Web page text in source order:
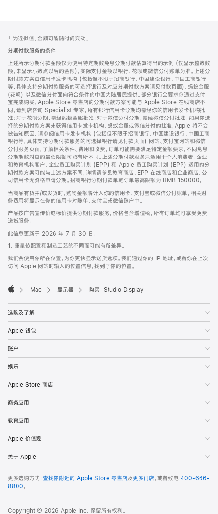
页
页
脚
注
‡ 为近似值。金额可能随时间变动。
分期付款服务的条件
上述所示分期付款金额仅为使用特定期数免息分期付款估算得出的示例 (仅显示整数数
额，未显示小数点以后的金额)，实际支付金额以银行、花呗或微信分付账单为准。上述分
期付款方案由信用卡发卡机构 (包括但不限于招商银行、中国建设银行、中国工商银行
等，具体支持分期付款服务的可选择银行及对应分期付款方案请见付款页面)、蚂蚁金服
(花呗) 以及微信分付面向符合条件的中国大陆居民提供。部分银行会要求你通过支付
宝完成购买。Apple Store 零售店的分期付款方案可能与 Apple Store 在线商店不
同，请到店咨询 Specialist 专家。所有银行信用卡分期均需经你的信用卡发卡机构批
准；对于花呗分期，需经蚂蚁金服批准；对于微信分付分期，需经微信分付批准。如果你选
择的分期付款方案未获得信用卡发卡机构、蚂蚁金服或微信分付的批准，Apple 将不会
被告知原因。请参阅信用卡发卡机构 (包括但不限于招商银行、中国建设银行、中国工商
银行等，具体支持分期付款服务的可选择银行请见付款页面) 网站、支付宝网站和微信
分付服务页面，了解相关条件、费用和收费。订单可能需要满足特定金额要求，不同免息
分期期数对应的最低限额可能有所不同。上述分期付款服务只适用于个人消费者。企业
和教育机构客户、企业员工购买计划 (EPP) 和 Apple 员工购买计划 (EPP) 适用的分
期付款方案可能与上述方案不同，详情请参见教育商店、EPP 在线商店和企业商店。公
司信用卡无资格申请分期。招商银行分期付款单笔订单最高限额为 RMB 150000。
当商品有货并/或发货时，购物金额将计入你的信用卡、支付宝或微信分付账单。相关财
务费用将显示在你的信用卡对账单、支付宝或微信账户中。
产品按广告宣传价或标价提供分期付款服务。价格包含增值税。所有订单均可享受免费
送货服务。
此信息更新于 2026 年 7 月 30 日。
1. 重量依配置和制造工艺的不同而可能有所差异。
我们会使用你所在位置，为你更快显示送货选项。我们通过你的 IP 地址，或者你在上次
访问 Apple 网站时输入的位置信息，找到了你的位置。
Mac 显示器 购买 Studio Display
选购及了解
Apple 钱包
账户
娱乐
Apple Store 商店
商务应用
教育应用
Apple 价值观
关于 Apple
更多选购方式：查找你附近的 Apple Store 零售店及更多门店，或者致电 400-666-
8800。
Copyright © 2026 Apple Inc. 保留所有权利。